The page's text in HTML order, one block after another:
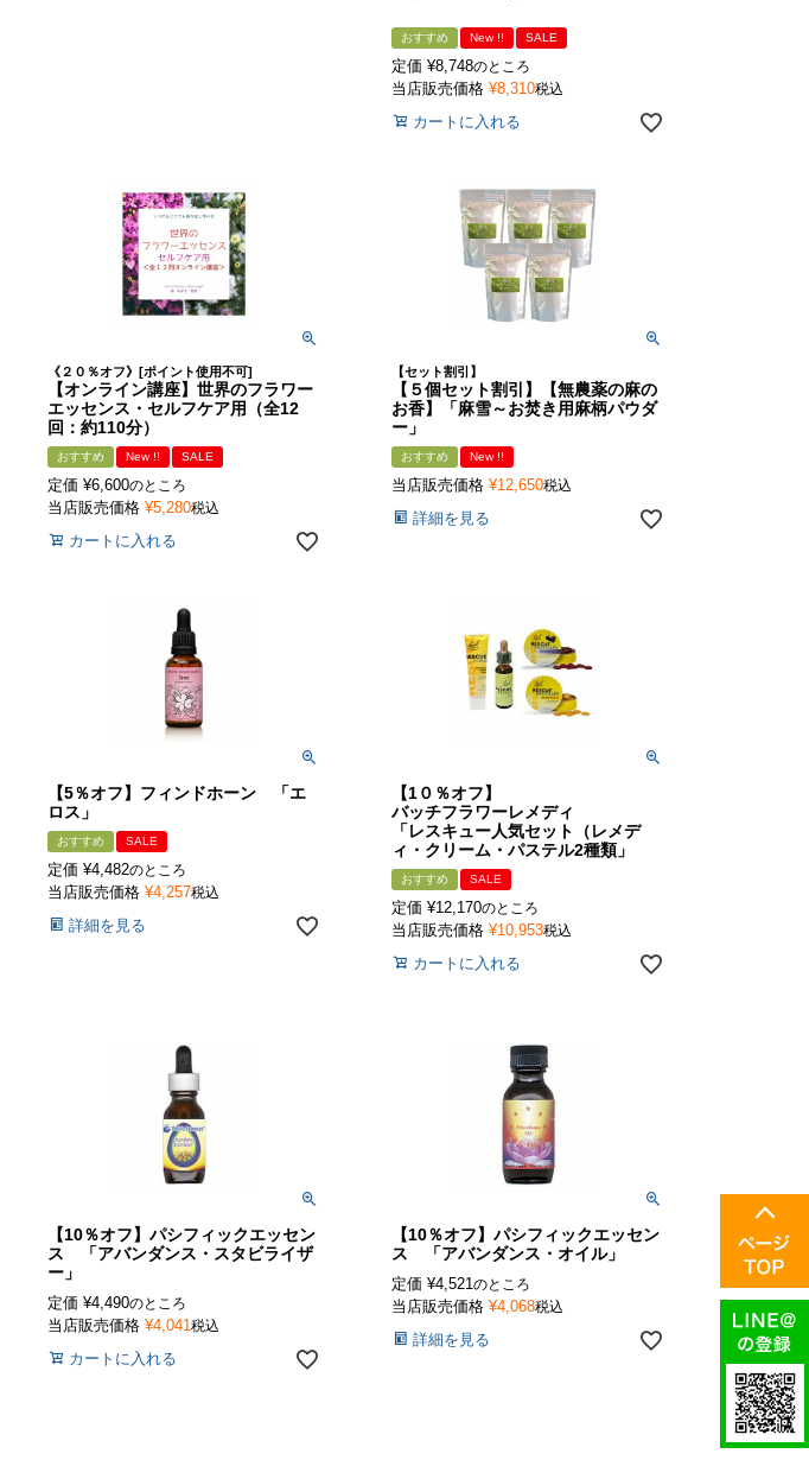
おすすめ New !! SALE
定価 ¥8,748のところ
当店販売価格 ¥8,310税込
カートに入れる
《２０％オフ》[ポイント使用不可]
【オンライン講座】世界のフラワー
エッセンス・セルフケア用（全12
回：約110分）
おすすめ New !! SALE
定価 ¥6,600のところ
当店販売価格 ¥5,280税込
カートに入れる
【セット割引】
【５個セット割引】【無農薬の麻の
お香】「麻雪～お焚き用麻柄パウダ
ー」
おすすめ New !!
当店販売価格 ¥12,650税込
詳細を見る
【5％オフ】フィンドホーン 「エ
ロス」
おすすめ SALE
定価 ¥4,482のところ
当店販売価格 ¥4,257税込
詳細を見る
【1０％オフ】
バッチフラワーレメディ
「レスキュー人気セット（レメデ
ィ・クリーム・パステル2種類」
おすすめ SALE
定価 ¥12,170のところ
当店販売価格 ¥10,953税込
カートに入れる
【10％オフ】パシフィックエッセン
ス 「アバンダンス・スタビライザ
ー」
定価 ¥4,490のところ
当店販売価格 ¥4,041 税込
カートに入れる
【10％オフ】パシフィックエッセン
ス 「アバンダンス・オイル」
定価 ¥4,521 のところ
当店販売価格 ¥4,068税込
詳細を見る